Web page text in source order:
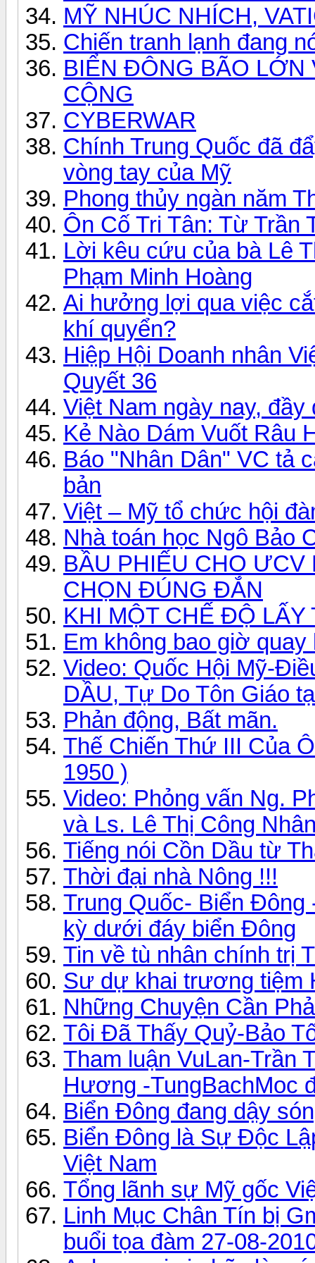
MỸ NHÚC NHÍCH,
Chiến tranh lạnh đang
BIỂN ĐÔNG BÃO LỚN
CỘNG
CYBERWAR
Chính Trung Quốc đã
vòng tay của Mỹ
Phong thủy ngàn năm
Ôn Cố Tri Tân: Từ
Lời kêu cứu của bà Lê
Phạm Minh Hoàng
Ai hưởng lợi qua việc
khí quyển?
Hiệp Hội Doanh nhân
Quyết 36
Việt Nam ngày nay,
Kẻ Nào Dám Vuốt Râu
Báo "Nhân Dân" VC tả
bản
Việt – Mỹ tổ chức hội
Nhà toán học Ngô Bảo
BẦU PHIẾU CHO
CHỌN ĐÚNG ĐẮN
KHI MỘT CHẾ ĐỘ LẤY
Em không bao giờ
Video: Quốc Hội Mỹ-
DẦU, Tự Do Tôn Giáo
Phản động, Bất mãn.
Thế Chiến Thứ III Của
1950 )
Video: Phỏng vấn Ng.
và Ls. Lê Thị Công
Tiếng nói Cồn Dầu từ
Thời đại nhà Nông !!!
Trung Quốc- Biển Đông
kỳ dưới đáy biển Đông
Tin về tù nhân chính trị
Sư dự khai trương tiệm
Những Chuyện Cần
Tôi Đã Thấy Quỷ-Bảo
Tham luận VuLan-Trần
Hương -TungBachMoc
Biển Đông đang dậy
Biển Đông là Sự Độc
Việt Nam
Tổng lãnh sự Mỹ gốc
Linh Mục Chân Tín bị
buổi tọa đàm 27-08-